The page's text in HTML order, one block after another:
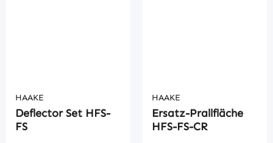
HAAKE
Deflector Set HFS-
FS
HAAKE
Ersatz-Prallfläche
HFS-FS-CR